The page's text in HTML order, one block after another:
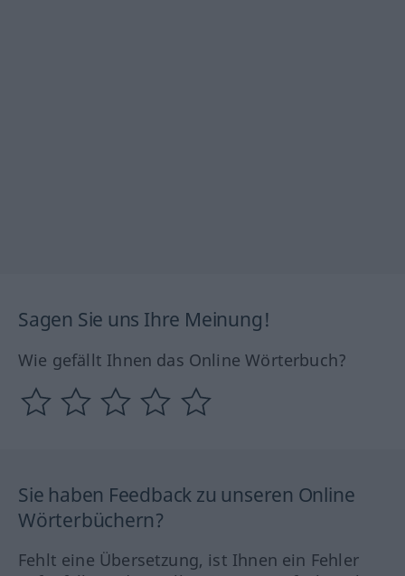
Sagen Sie uns Ihre Meinung!
Wie gefällt Ihnen das Online Wörterbuch?
Sie haben Feedback zu unseren Online
Wörterbüchern?
Fehlt eine Übersetzung, ist Ihnen ein Fehler